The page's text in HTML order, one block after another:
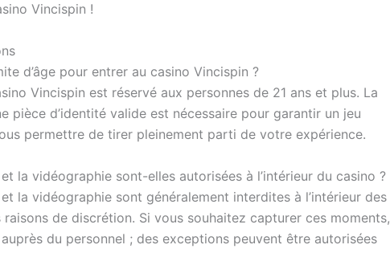
Vincispin !
d’âge pour entrer au casino Vincispin ?
Vincispin est réservé aux personnes de 21 ans et plus. La
pièce d’identité valide est nécessaire pour garantir un jeu
permettre de tirer pleinement parti de votre expérience.
la vidéographie sont-elles autorisées à l’intérieur du casino ?
la vidéographie sont généralement interdites à l’intérieur des
raisons de discrétion. Si vous souhaitez capturer ces moments,
du personnel ; des exceptions peuvent être autorisées